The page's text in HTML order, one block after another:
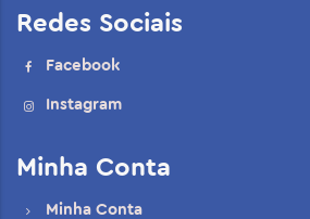
Redes Sociais
Facebook
Instagram
Minha Conta
Minha Conta